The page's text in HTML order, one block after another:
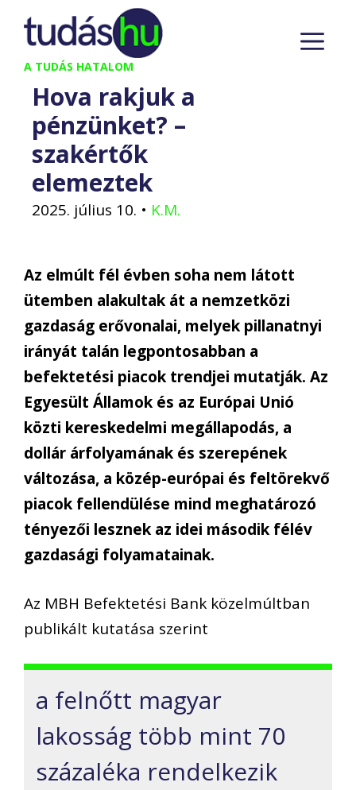
Kilépés
tartalomba
A TUDÁS HATALOM
Hova rakjuk a
pénzünket? –
szakértők
elemeztek
2025. július 10. • K.M.
Az elmúlt fél évben soha nem látott
ütemben alakultak át a nemzetközi
gazdaság erővonalai, melyek pillanatnyi
irányát talán legpontosabban a
befektetési piacok trendjei mutatják. Az
Egyesült Államok és az Európai Unió
közti kereskedelmi megállapodás, a
dollár árfolyamának és szerepének
változása, a közép-európai és feltörekvő
piacok fellendülése mind meghatározó
tényezői lesznek az idei második félév
gazdasági folyamatainak.
Az MBH Befektetési Bank közelmúltban
publikált kutatása szerint
a felnőtt magyar
lakosság több mint 70
százaléka rendelkezik